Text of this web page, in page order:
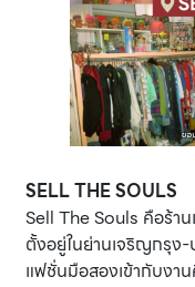
SELL THE SOULS
Sell The Souls คือร้า
ตั้งอยู่ในย่านเจริญกรุง
แฟชั่นมือสองเข้ากับงา